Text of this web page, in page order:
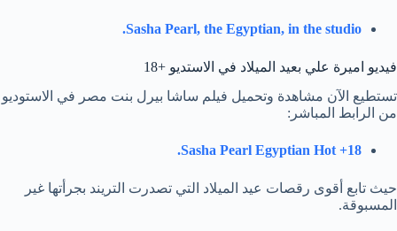
Sasha Pearl, the Egyptian, in the studio.
فيديو اميرة علي بعيد الميلاد في الاستديو +18
تستطيع الآن مشاهدة وتحميل فيلم ساشا بيرل بنت مصر في الاستوديو
من الرابط المباشر:
Sasha Pearl Egyptian Hot +18.
حيث تابع أقوى رقصات عيد الميلاد التي تصدرت التريند بجرأتها غير
المسبوقة.